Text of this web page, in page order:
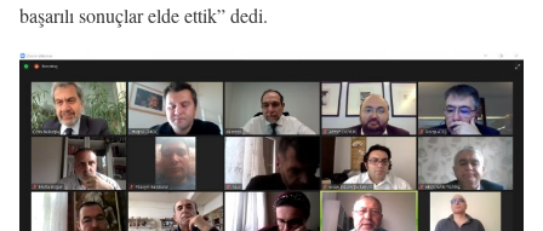
başarılı sonuçlar elde ettik” dedi.